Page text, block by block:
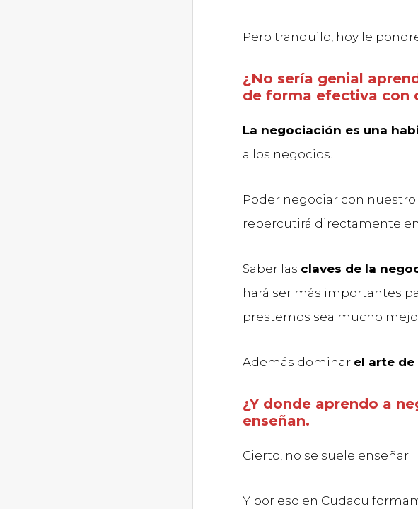
Pero tranquilo, hoy le
¿No sería genial
de forma efectiva con
La negociación es una
a los negocios.
Poder negociar con
repercutirá directamente
Saber las claves de la
hará ser más importantes
prestemos sea mucho
Además dominar el arte
¿Y donde aprendo a
enseñan.
Cierto, no se suele enseñar.
Y por eso en Cudacu